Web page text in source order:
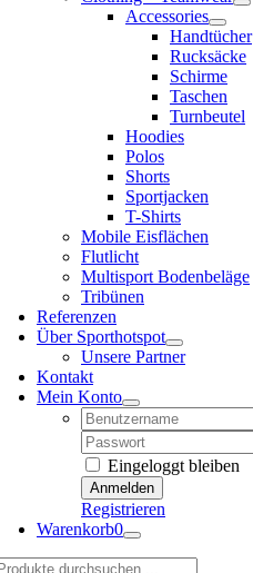
Accessories
Handtücher
Rucksäcke
Schirme
Taschen
Turnbeutel
Hoodies
Polos
Shorts
Sportjacken
T-Shirts
Mobile Eisflächen
Flutlicht
Multisport Bodenbeläge
Tribünen
Referenzen
Über Sporthotspot
Unsere Partner
Kontakt
Mein Konto
Username:
Password:
Eingeloggt bleiben
Registrieren
Warenkorb0